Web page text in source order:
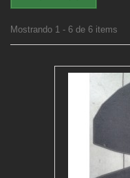
Mostrando 1 - 6 de 6 items